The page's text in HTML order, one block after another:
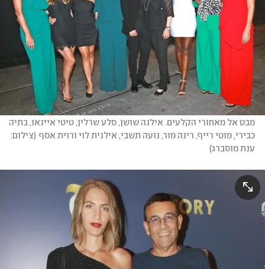
כבירי, מוטי רייף, רינה מור, נועה תשבי, אילנית לוי ורוית אסף (
ענת מוסברג)